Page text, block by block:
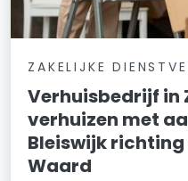
ZAKELIJKE
Verhuisbedrijf in
verhuizen met
Bleiswijk richting
Waard